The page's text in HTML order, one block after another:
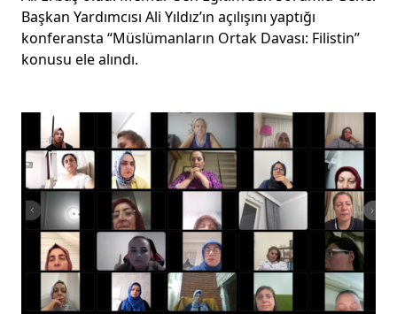
Başkan Yardımcısı Ali Yıldız’ın açılışını yaptığı
konferansta “Müslümanların Ortak Davası: Filistin”
konusu ele alındı.